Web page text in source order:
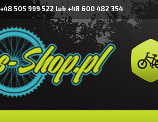
+48 505 999 522 lub +48 600 482 354